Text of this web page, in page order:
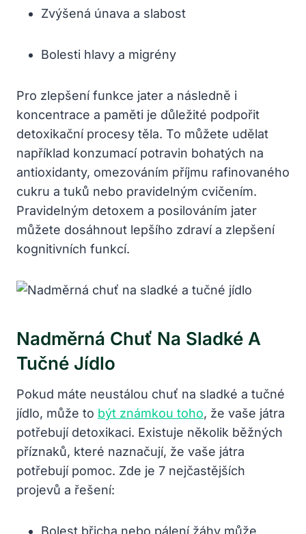
Zvýšená únava a slabost
Bolesti⁣ hlavy a migrény
Pro zlepšení funkce jater a následně i
koncentrace a paměti je důležité​ podpořit
detoxikační procesy těla. ‌To můžete udělat
například konzumací potravin bohatých na
antioxidanty, omezováním příjmu rafinovaného
cukru‌ a​ tuků nebo pravidelným⁢ cvičením.
Pravidelným detoxem a​ posilováním jater
můžete dosáhnout lepšího zdraví a zlepšení
kognitivních funkcí.
Nadměrná Chuť Na Sladké A
Tučné Jídlo
Pokud máte neustálou chuť na sladké⁤ a tučné
jídlo, může to být známkou toho, že vaše játra‍
potřebují detoxikaci. Existuje několik běžných
příznaků, které naznačují, že vaše játra
potřebují pomoc. Zde je 7 nejčastějších
‌projevů a řešení:
Bolest břicha nebo pálení žáhy může